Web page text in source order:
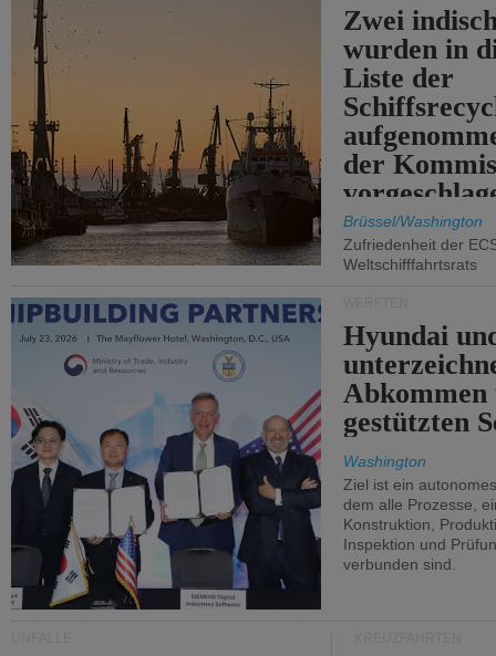
Zwei
wurden in
Liste der
der
Brüssel/Washington
Zufriedenheit der
Weltschifffahrtsrats
Hyundai
gestützten
Washington
Ziel ist ein
dem alle Prozesse,
Konstruktion,
Inspektion und
verbunden sind.